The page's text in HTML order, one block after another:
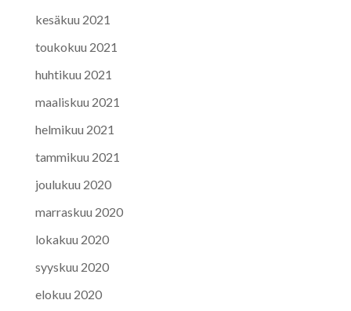
kesäkuu 2021
toukokuu 2021
huhtikuu 2021
maaliskuu 2021
helmikuu 2021
tammikuu 2021
joulukuu 2020
marraskuu 2020
lokakuu 2020
syyskuu 2020
elokuu 2020